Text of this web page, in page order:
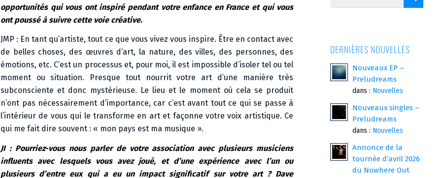
opportunités qui vous ont inspiré pendant votre enfance en France et qui vous
ont poussé à suivre cette voie créative.
JMP : En tant qu’artiste, tout ce que vous vivez vous inspire. Être en contact avec
de belles choses, des œuvres d’art, la nature, des villes, des personnes, des
émotions, etc. C’est un processus et, pour moi, il est impossible d’isoler tel ou tel
moment ou situation. Presque tout nourrit votre art d’une manière très
subconsciente et donc mystérieuse. Le lieu et le moment où cela se produit
n’ont pas nécessairement d’importance, car c’est avant tout ce qui se passe à
l’intérieur de vous qui le transforme en art et façonne votre voix artistique. Ce
qui me fait dire souvent : « mon pays est ma musique ».
JI : Pourriez-vous nous parler de votre association avec plusieurs musiciens
influents avec lesquels vous avez joué, et d’une expérience avec l’un ou
plusieurs d’entre eux qui a eu un impact significatif sur votre art ? Dave
DERNIÈRES NOUVELLES
Nouveaux EP –
Preludreams
dans : Nouvelles
Nouveaux singles –
Preludreams
dans : Nouvelles
Annonce de la
tournée d’avril 2026
du Nowhere Out